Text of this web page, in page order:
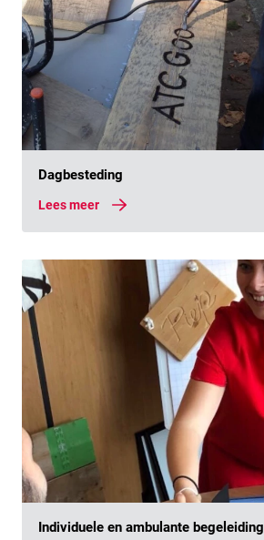
Lees meer
Dagbesteding
Lees meer
Lees meer
Individuele en ambulante begeleiding